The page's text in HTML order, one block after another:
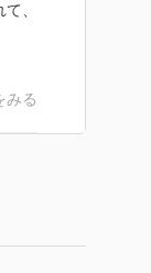
、
みる